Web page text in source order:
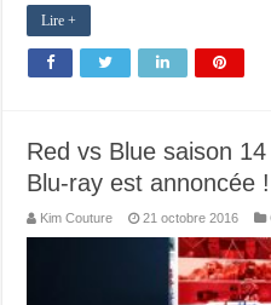
Lire +
Red vs Blue saison
Blu-ray est annoncée !
Kim Couture 21 octobre 2016